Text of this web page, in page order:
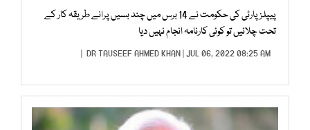
پیپلز پارٹی کی حکومت نے 14 برس میں چند بسیں پرانے طریقہ کار کے
تحت چلائیں تو کوئی کارنامہ انجام نہیں دیا
DR TAUSEEF AHMED KHAN| JUL 06, 2022 08:25 AM |